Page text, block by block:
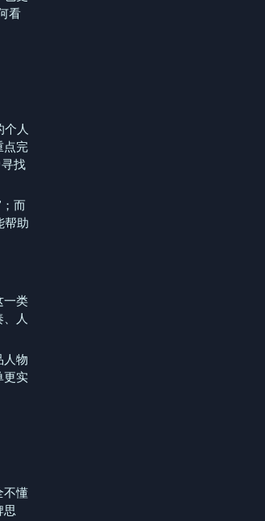
看
人
点完
找
而
帮助
一类
人
人物
更实
不懂
思